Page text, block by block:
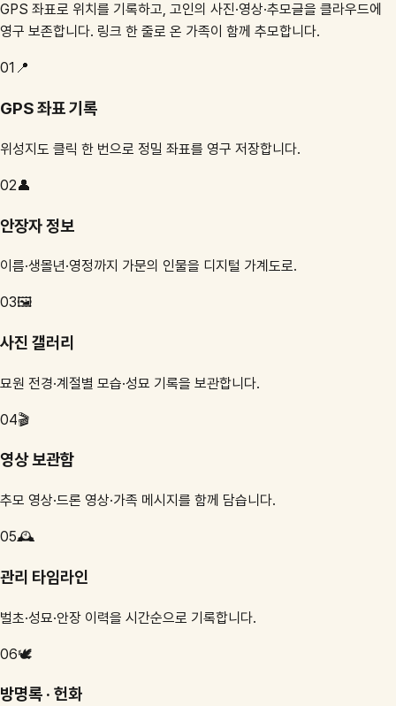
GPS 좌표로 위치를 기록하고, 고인의 사진·영상·추모글을 클라우드에
영구 보존합니다. 링크 한 줄로 온 가족이 함께 추모합니다.
01 📍
GPS 좌표 기록
위성지도 클릭 한 번으로 정밀 좌표를 영구 저장합니다.
02👤
안장자 정보
이름·생몰년·영정까지 가문의 인물을 디지털 가계도로.
03🖼️
사진 갤러리
묘원 전경·계절별 모습·성묘 기록을 보관합니다.
04🎬
영상 보관함
추모 영상·드론 영상·가족 메시지를 함께 담습니다.
05🕰️
관리 타임라인
벌초·성묘·안장 이력을 시간순으로 기록합니다.
06🕊️
방명록 · 헌화